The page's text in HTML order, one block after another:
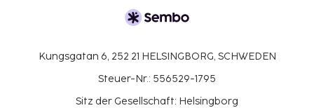
Kungsgatan 6, 252 21 HELSINGBORG, SCHWEDEN
Steuer-Nr.: 556529-1795
Sitz der Gesellschaft: Helsingborg